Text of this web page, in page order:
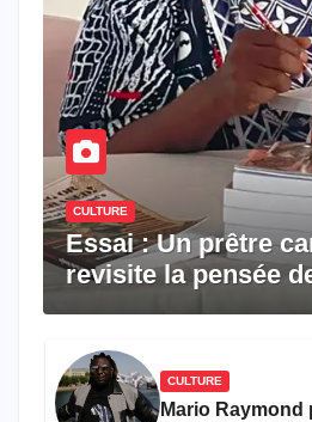
CULTURE
Essai : Un prêtre
revisite la pensée
CULTURE
Mario Raymond